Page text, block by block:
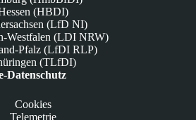
(HBDI)
(LfD NI)
Westfalen (LDI NRW)
Pfalz (LfDI RLP)
(TLfDI)
Datenschutz
Cookies
Telemetrie